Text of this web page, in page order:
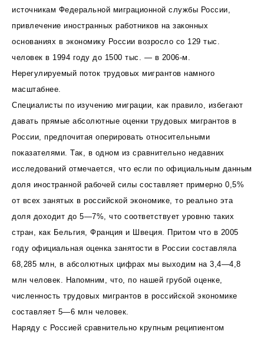
источникам Федеральной миграционной службы России,
привлечение иностранных работников на законных
основаниях в экономику России возросло со 129 тыс.
человек в 1994 году до 1500 тыс. — в 2006-м.
Нерегулируемый поток трудовых мигрантов намного
масштабнее.
Специалисты по изучению миграции, как правило, избегают
давать прямые абсолютные оценки трудовых мигрантов в
России, предпочитая оперировать относительными
показателями. Так, в одном из сравнительно недавних
исследований отмечается, что если по официальным данным
доля иностранной рабочей силы составляет примерно 0,5%
от всех занятых в российской экономике, то реально эта
доля доходит до 5—7%, что соответствует уровню таких
стран, как Бельгия, Франция и Швеция. Притом что в 2005
году официальная оценка занятости в России составляла
68,285 млн, в абсолютных цифрах мы выходим на 3,4—4,8
млн человек. Напомним, что, по нашей грубой оценке,
численность трудовых мигрантов в российской экономике
составляет 5—6 млн человек.
Наряду с Россией сравнительно крупным реципиентом